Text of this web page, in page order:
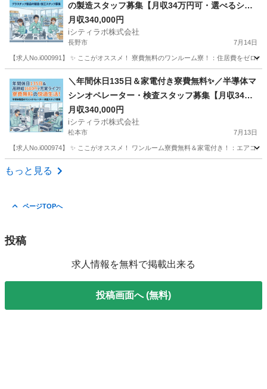
の製造スタッフ募集【月収34万円可・選べるシフ
ト制】
月収340,000円
iシティラボ株式会社
長野市 7月14日
【求人No.i000991】 ✨ ここがオススメ！ 寮費無料のワンルーム寮！：住居費をゼロ
その他 4勤2休
＼年間休日135日＆家電付き寮費無料✨／半導体マ
シンオペレーター・検査スタッフ募集【月収34万
円可】
月収340,000円
iシティラボ株式会社
松本市 7月13日
【求人No.i000974】 ✨ ここがオススメ！ ワンルーム寮費無料＆家電付き！：エアコ
長野 松本市
もっと見る
ページTOPへ
投稿
求人情報を無料で掲載出来る
投稿画面へ (無料)